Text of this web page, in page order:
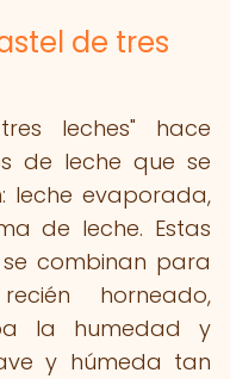
de tres
leches" hace
de leche que se
leche evaporada,
de leche. Estas
combinan para
horneado,
la humedad y
y húmeda tan